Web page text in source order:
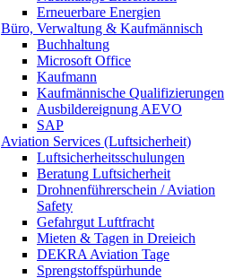
Erneuerbare Energien
Büro, Verwaltung & Kaufmännisch
Buchhaltung
Microsoft Office
Kaufmann
Kaufmännische Qualifizierungen
Ausbildereignung AEVO
SAP
Aviation Services (Luftsicherheit)
Luftsicherheitsschulungen
Beratung Luftsicherheit
Drohnenführerschein / Aviation
Safety
Gefahrgut Luftfracht
Mieten & Tagen in Dreieich
DEKRA Aviation Tage
Sprengstoffspürhunde